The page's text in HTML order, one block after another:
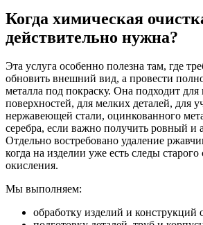
Когда химическая
действительно нужна?
Эта услуга особенно полезна там, где
обновить внешний вид, а провести
металла под покраску. Она подходит
поверхностей, для мелких деталей, для
нержавеющей стали, оцинкованного
серебра, если важно получить ровный и
Отдельно востребовано удаление
когда на изделии уже есть следы
окисления.
Мы выполняем:
обработку изделий и конструкций